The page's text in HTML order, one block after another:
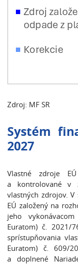
Zdroj: MF SR
Systém
2027
Vlastné zdroje
a kontrolované v
vlastných zdrojov.
EÚ založený na
jeho
Euratom) č. 2021/
sprístupňovania
Euratom) č. 609/
a doplnené